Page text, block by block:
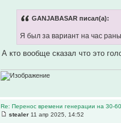
GANJABASAR писал(а):
Я был за вариант на час
А кто вообще сказал что это
Re: Перенос времени генерации на 30-
stealer 11 апр 2025, 14:52